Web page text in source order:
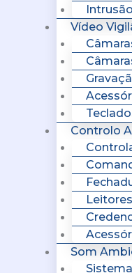
Vídeo
Controlo
Leitores
Som